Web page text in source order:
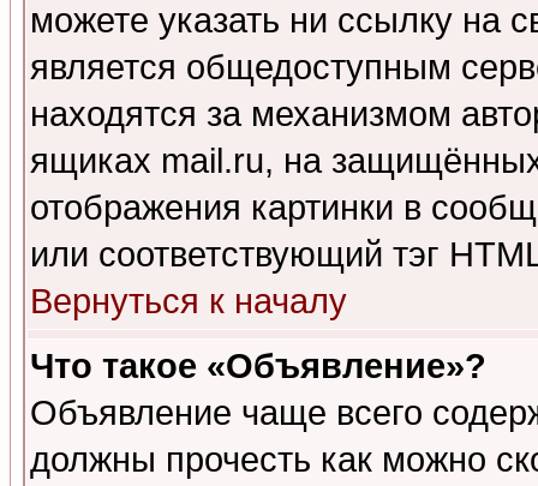
можете указать ни ссылку на
является общедоступным
находятся за механизмом
ящиках mail.ru, на
отображения картинки в
или соответствующий тэг
Вернуться к началу
Что такое «Объявление»?
Объявление чаще всего
должны прочесть как можно